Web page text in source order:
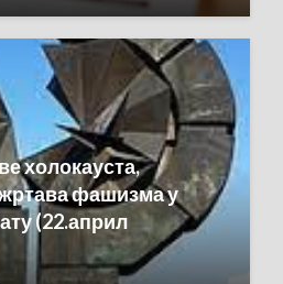
холокауста,
фашизма у
(22.април